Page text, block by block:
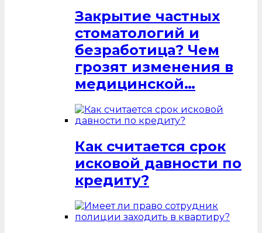
Закрытие частных
стоматологий и
безработица? Чем
грозят изменения в
медицинской…
Как считается срок
исковой давности по
кредиту?